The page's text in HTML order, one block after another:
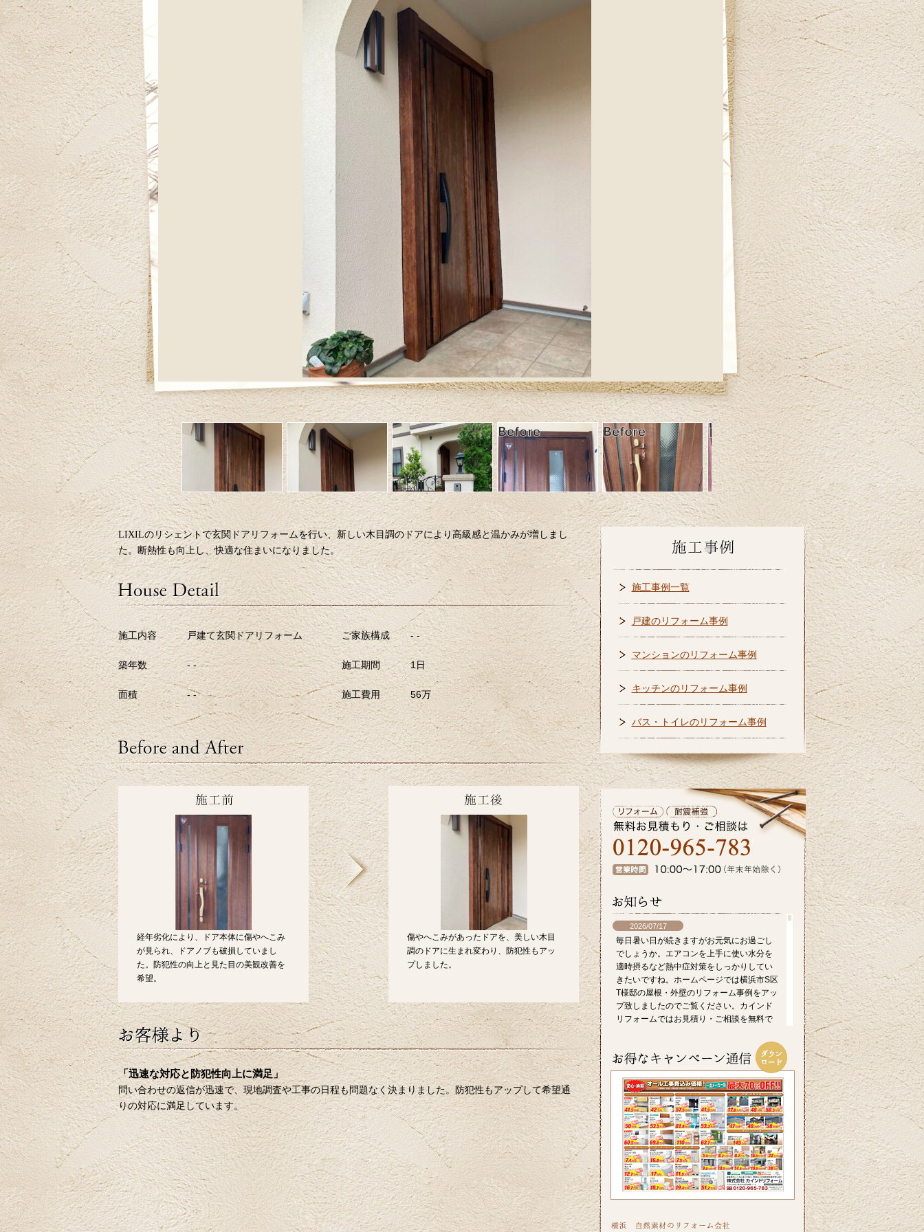
LIXILのリシェントで玄関ドアリフォームを行い、新しい木目調のドアにより高級感と温かみが増しまし
た。断熱性も向上し、快適な住まいになりました。
施工内容 戸建て玄関ドアリフォーム
築年数 - -
面積 - -
ご家族構成 - -
施工期間 1日
施工費用 56万
経年劣化により、ドア本体に傷やへこみ
が見られ、ドアノブも破損していまし
た。防犯性の向上と見た目の美観改善を
希望。
傷やへこみがあったドアを、美しい木目
調のドアに生まれ変わり、防犯性もアッ
プしました。
「迅速な対応と防犯性向上に満足」
問い合わせの返信が迅速で、現地調査や工事の日程も問題なく決まりました。防犯性もアップして希望通
りの対応に満足しています。
施工事例一覧
戸建のリフォーム事例
マンションのリフォーム事例
キッチンのリフォーム事例
バス・トイレのリフォーム事例
2026/07/17
毎日暑い日が続きますがお元気にお過ごし
でしょうか。エアコンを上手に使い水分を
適時摂るなど熱中症対策をしっかりしてい
きたいですね。ホームページでは横浜市S区
T様邸の屋根・外壁のリフォーム事例をアッ
プ致しましたのでご覧ください。カインド
リフォームではお見積り・ご相談を無料で
2026/06/26
皆さま、こんにちは。晴れ間の少ない日が
続きますが、いかがお過ごしですか？横浜
市A区K様邸の浴室・内窓のリフォーム事例
をアップ致しましたのでご覧ください。カ
インドリフォームではお見積り・ご相談を
無料で行っております。お気軽にお問い合
わせください。
2026/06/10